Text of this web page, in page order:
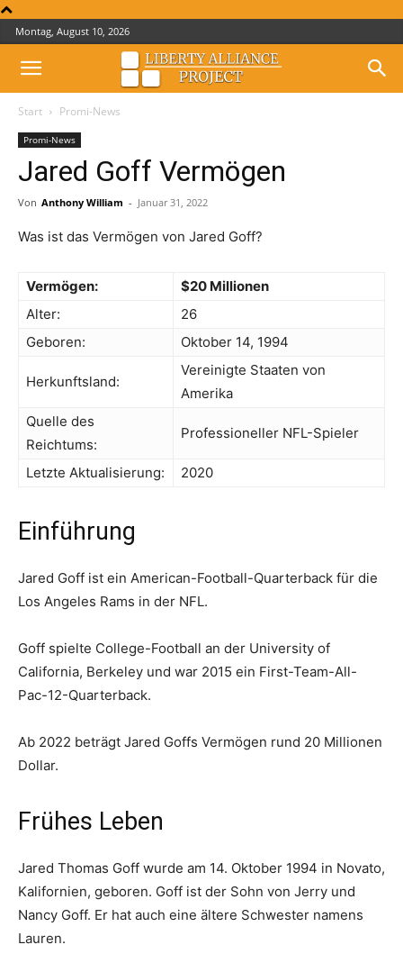
Montag, August 10, 2026
Start Promi-News
Promi-News
Jared Goff Vermögen
Von Anthony William - Januar 31, 2022
Was ist das Vermögen von Jared Goff?
Vermögen:
$20 Millionen
Alter:
26
Geboren:
Oktober 14, 1994
Herkunftsland:
Vereinigte Staaten von
Amerika
Quelle des
Reichtums:
Professioneller NFL-Spieler
Letzte Aktualisierung: 2020
Einführung
Jared Goff ist ein American-Football-Quarterback für die
Los Angeles Rams in der NFL.
Goff spielte College-Football an der University of
California, Berkeley und war 2015 ein First-Team-All-
Pac-12-Quarterback.
Ab 2022 beträgt Jared Goffs Vermögen rund 20 Millionen
Dollar.
Frühes Leben
Jared Thomas Goff wurde am 14. Oktober 1994 in Novato,
Kalifornien, geboren. Goff ist der Sohn von Jerry und
Nancy Goff. Er hat auch eine ältere Schwester namens
Lauren.